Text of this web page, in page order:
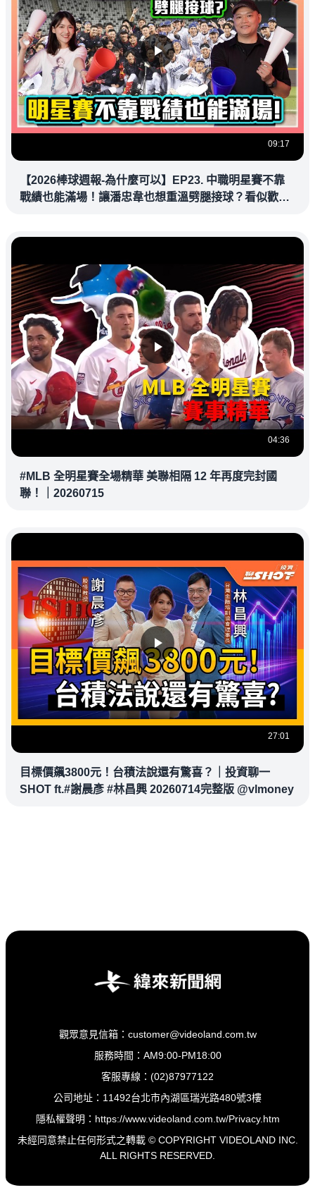
09:17
【2026棒球週報-為什麼可以】EP23. 中職明星賽不靠
戰績也能滿場！讓潘忠韋也想重溫劈腿接球？看似歡樂
04:36
#MLB 全明星賽全場精華 美聯相隔 12 年再度完封國
聯！｜20260715
27:01
目標價飆3800元！台積法說還有驚喜？｜投資聊一
SHOT ft.#謝晨彥 #林昌興 20260714完整版 @vlmoney
觀眾意見信箱：customer@videoland.com.tw
服務時間：AM9:00-PM18:00
客服專線：(02)87977122
公司地址：11492台北市內湖區瑞光路480號3樓
隱私權聲明： https://www.videoland.com.tw/Privacy.htm
未經同意禁止任何形式之轉載 © COPYRIGHT VIDEOLAND INC.
ALL RIGHTS RESERVED.